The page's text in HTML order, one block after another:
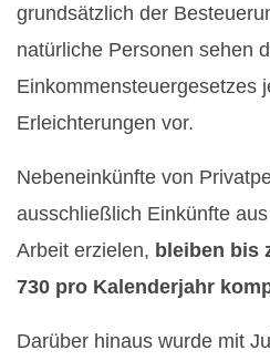
grundsätzlich der
natürliche Personen sehen
Einkommensteuergesetzes
Erleichterungen vor.
Nebeneinkünfte von
ausschließlich Einkünfte
Arbeit erzielen, bleiben bis
730 pro Kalenderjahr
Darüber hinaus wurde mit